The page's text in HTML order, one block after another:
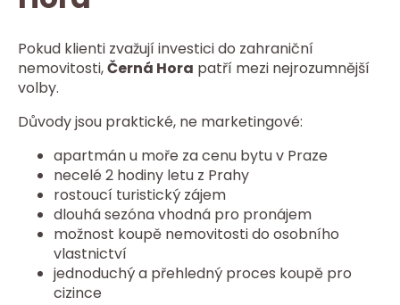
Pokud klienti zvažují investici do zahraniční
nemovitosti,Černá Hora patří mezi nejrozumnější
volby.
Důvody jsou praktické, ne marketingové:
apartmán u moře za cenu bytu v Praze
necelé 2 hodiny letu z Prahy
rostoucí turistický zájem
dlouhá sezóna vhodná pro pronájem
možnost koupě nemovitosti do osobního
vlastnictví
jednoduchý a přehledný proces koupě pro
cizince